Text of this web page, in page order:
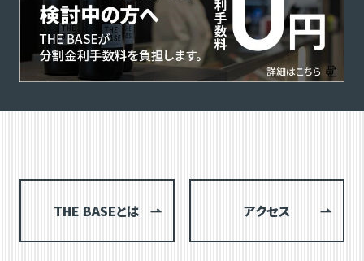
THE BASEとは アクセス